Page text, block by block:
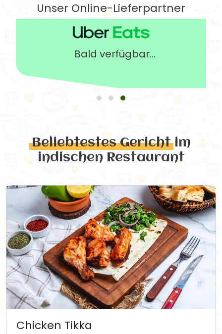
Unser Online-Lieferpartner
Bald verfügbar...
Beliebtestes Gerichtim
indischen Restaurant
Chicken Tikka